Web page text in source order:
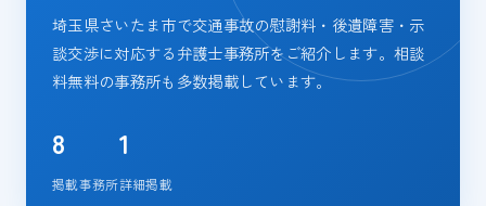
埼玉県さいたま市で交通事故の慰謝料・後遺障害・示
談交渉に対応する弁護士事務所をご紹介します。相談
料無料の事務所も多数掲載しています。
8
掲載事務所
1
詳細掲載